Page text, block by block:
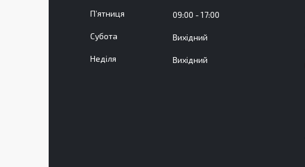
Пʼятниця 09:00 17:00
Субота Вихідний
Неділя Вихідний